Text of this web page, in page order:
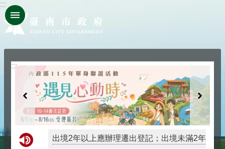
跳到主要內容區塊
:::
:::
出境2年以上應辦理遷出登記；出境未滿2年，亦